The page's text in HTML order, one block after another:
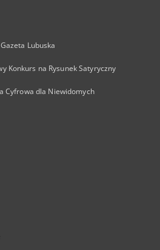
Lubuska
Konkurs na Rysunek Satyryczny
Cyfrowa dla Niewidomych